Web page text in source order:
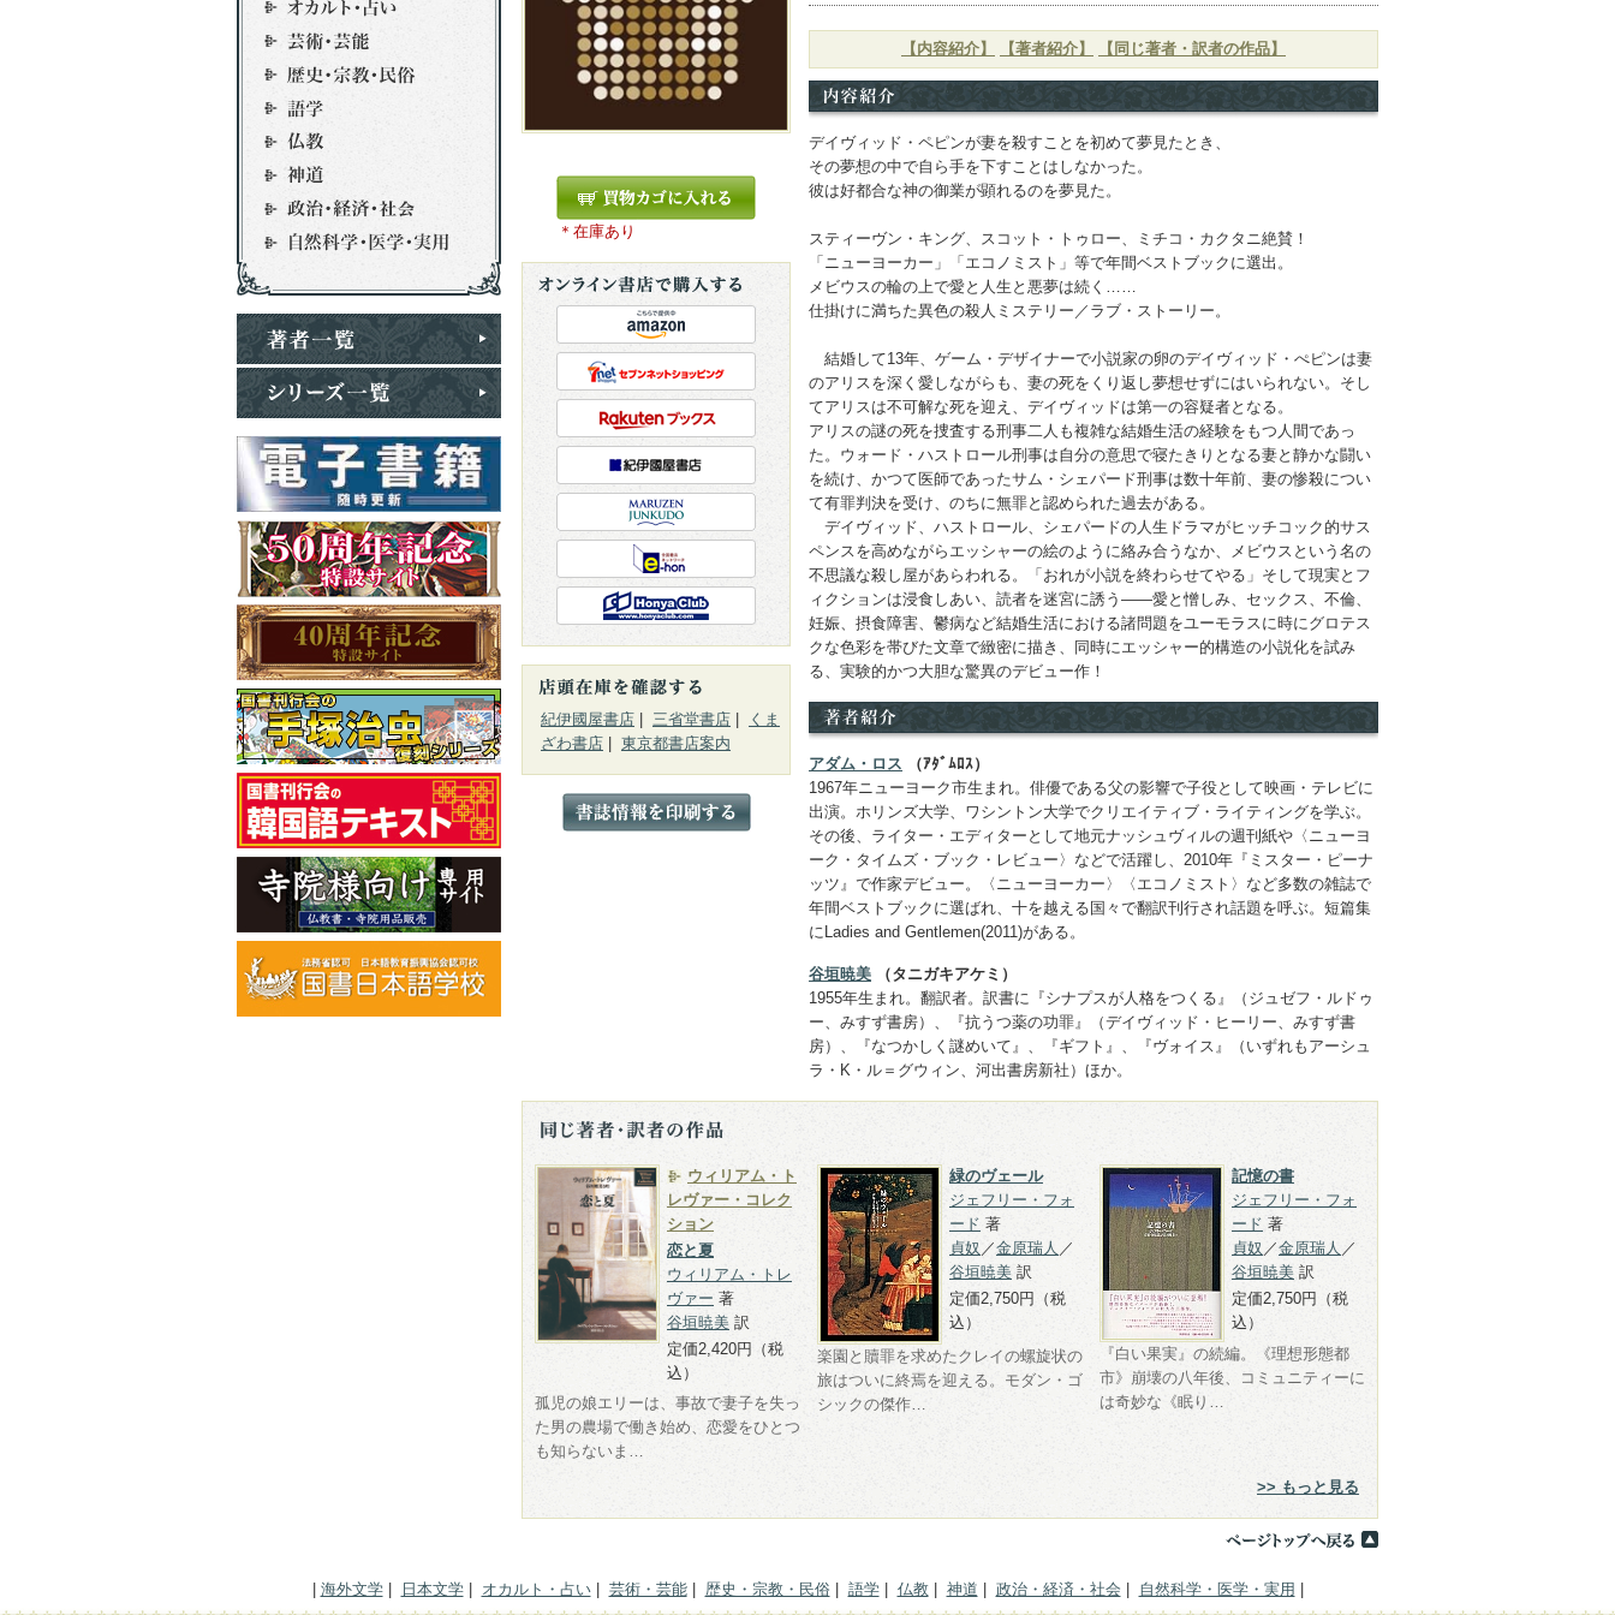
【内容紹介】 【著者紹介】 【同じ著者・訳者の作品】
デイヴィッド・ペピンが妻を殺すことを初めて夢見たとき、
その夢想の中で自ら手を下すことはしなかった。
彼は好都合な神の御業が顕れるのを夢見た。
スティーヴン・キング、スコット・トゥロー、ミチコ・カクタニ絶賛！
「ニューヨーカー」「エコノミスト」等で年間ベストブックに選出。
メビウスの輪の上で愛と人生と悪夢は続く……
仕掛けに満ちた異色の殺人ミステリー／ラブ・ストーリー。
結婚して13年、ゲーム・デザイナーで小説家の卵のデイヴィッド・ぺピンは妻
のアリスを深く愛しながらも、妻の死をくり返し夢想せずにはいられない。そし
てアリスは不可解な死を迎え、デイヴィッドは第一の容疑者となる。
アリスの謎の死を捜査する刑事二人も複雑な結婚生活の経験をもつ人間であっ
た。ウォード・ハストロール刑事は自分の意思で寝たきりとなる妻と静かな闘い
を続け、かつて医師であったサム・シェパード刑事は数十年前、妻の惨殺につい
て有罪判決を受け、のちに無罪と認められた過去がある。
デイヴィッド、ハストロール、シェパードの人生ドラマがヒッチコック的サス
ペンスを高めながらエッシャーの絵のように絡み合うなか、メビウスという名の
不思議な殺し屋があらわれる。「おれが小説を終わらせてやる」そして現実とフ
ィクションは浸食しあい、読者を迷宮に誘う――愛と憎しみ、セックス、不倫、
妊娠、摂食障害、鬱病など結婚生活における諸問題をユーモラスに時にグロテス
クな色彩を帯びた文章で緻密に描き、同時にエッシャー的構造の小説化を試み
る、実験的かつ大胆な驚異のデビュー作！
アダム・ロス （ｱﾀﾞﾑﾛｽ）
1967年ニューヨーク市生まれ。俳優である父の影響で子役として映画・テレビに
出演。ホリンズ大学、ワシントン大学でクリエイティブ・ライティングを学ぶ。
その後、ライター・エディターとして地元ナッシュヴィルの週刊紙や〈ニューヨ
ーク・タイムズ・ブック・レビュー〉などで活躍し、2010年『ミスター・ピーナ
ッツ』で作家デビュー。〈ニューヨーカー〉〈エコノミスト〉など多数の雑誌で
年間ベストブックに選ばれ、十を越える国々で翻訳刊行され話題を呼ぶ。短篇集
にLadies and Gentlemen(2011)がある。
谷垣暁美 （タニガキアケミ）
1955年生まれ。翻訳者。訳書に『シナプスが人格をつくる』（ジュゼフ・ルドゥ
ー、みすず書房）、『抗うつ薬の功罪』（デイヴィッド・ヒーリー、みすず書
房）、『なつかしく謎めいて』、『ギフト』、『ヴォイス』（いずれもアーシュ
ラ・K・ル＝グウィン、河出書房新社）ほか。
＊在庫あり
紀伊國屋書店 | 三省堂書店 |
くま
ざわ書店 | 東京都書店案内
ウィリアム・ト
レヴァー・コレク
ション
恋と夏
ウィリアム・トレ
ヴァー 著
谷垣暁美 訳
定価2,420円（税
込）
孤児の娘エリーは、事故で妻子を失っ
た男の農場で働き始め、恋愛をひとつ
も知らないま…
緑のヴェール
ジェフリー・フォ
ード 著
貞奴 ／金原瑞人 ／
谷垣暁美 訳
定価2,750円（税
込）
楽園と贖罪を求めたクレイの螺旋状の
旅はついに終焉を迎える。モダン・ゴ
シックの傑作…
記憶の書
ジェフリー・フォ
ード 著
貞奴 ／金原瑞人 ／
谷垣暁美 訳
定価2,750円（税
込）
『白い果実』の続編。《理想形態都
市》崩壊の八年後、コミュニティーに
は奇妙な《眠り…
>> もっと見る
海外文学| 日本文学| オカルト・占い| 芸術・芸能| 歴史・宗教・民俗 語学| 仏教| 神道 政治・経済・社会 自然科学・医学・実用